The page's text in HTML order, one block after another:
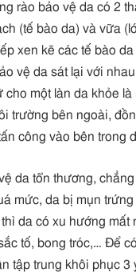
rào bảo vệ da có 2
(tế bào da) và vữa
xen kẽ các tế bào
vệ da sát lại với
cho một làn da khỏe
trường bên ngoài,
công vào bên trong
da tổn thương,
mức, da bị mụn
da có xu hướng mất
tố, bong tróc,… Để
tập trung khôi phục 3